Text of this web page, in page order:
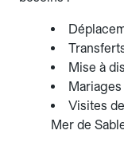
Mise à
Mariages
Visites
Mer de